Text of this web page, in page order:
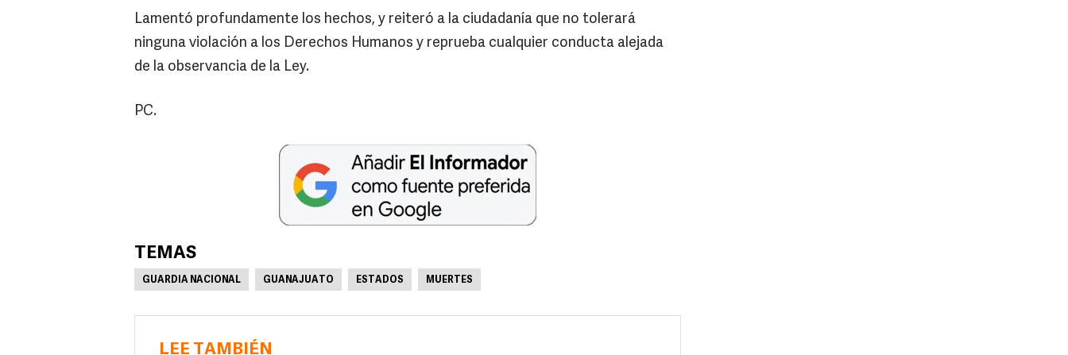
Lamentó profundamente los hechos, y reiteró a la ciudadanía que no tolerará
ninguna violación a los Derechos Humanos y reprueba cualquier conducta alejada
de la observancia de la Ley.
PC.
TEMAS
GUARDIA NACIONAL GUANAJUATO ESTADOS MUERTES
LEE TAMBIÉN